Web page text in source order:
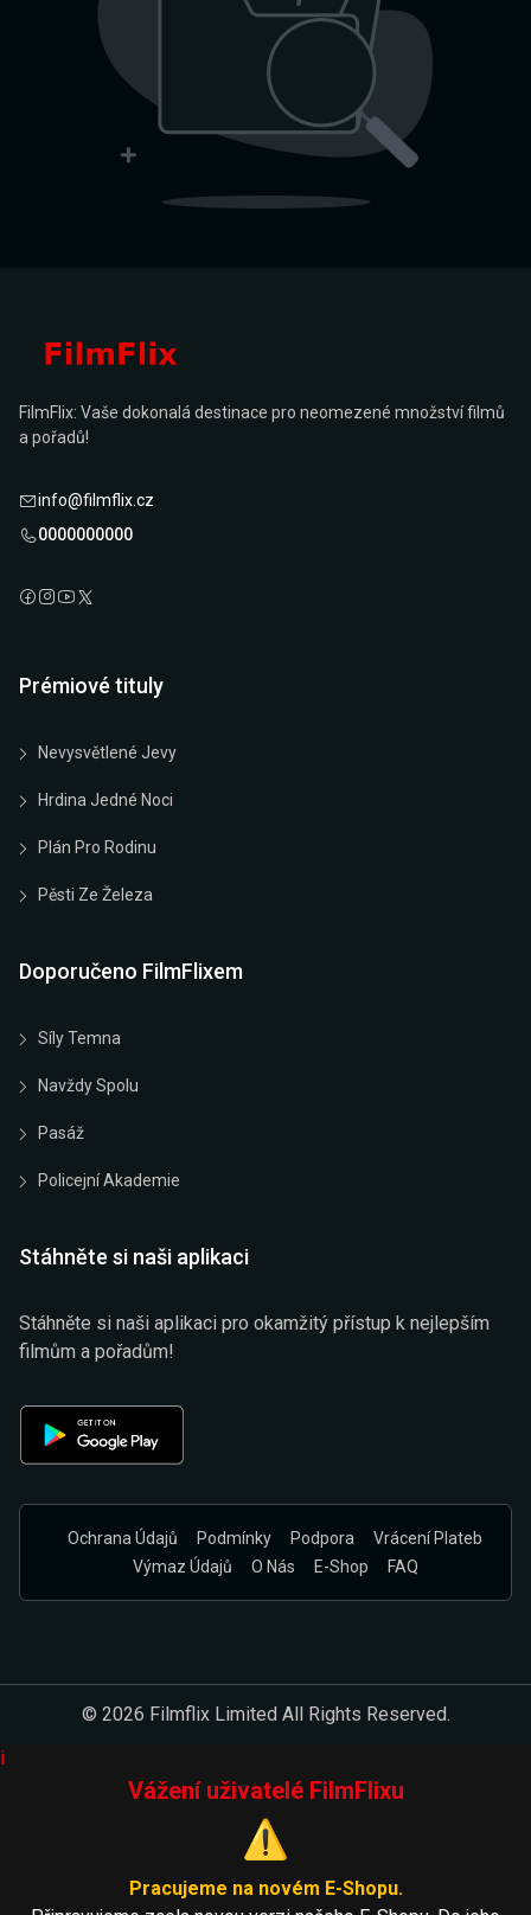
FilmFlix: Vaše dokonalá destinace pro neomezené množství filmů
a pořadů!
info@filmflix.cz
0000000000
Prémiové tituly
Nevysvětlené Jevy
Hrdina Jedné Noci
Plán Pro Rodinu
Pěsti Ze Železa
Doporučeno FilmFlixem
Síly Temna
Navždy Spolu
Pasáž
Policejní Akademie
Stáhněte si naši aplikaci
Stáhněte si naši aplikaci pro okamžitý přístup k nejlepším
filmům a pořadům!
Ochrana Údajů Podmínky Podpora
Vrácení Plateb
Výmaz Údajů
O Nás E-Shop FAQ
© 2026 Filmflix Limited All Rights Reserved.
i
Vážení uživatelé FilmFlixu
⚠️
Pracujeme na novém E-Shopu.